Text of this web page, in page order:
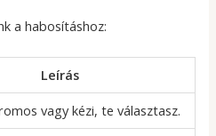
a habosításhoz:
Leírás
vagy kézi, te választasz.